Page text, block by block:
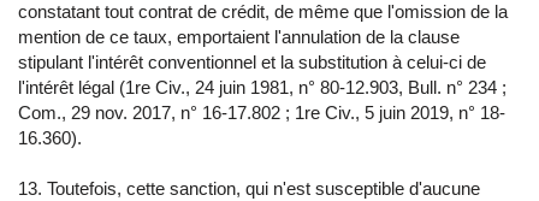
constatant tout contrat de crédit, de même que l'omission de la
mention de ce taux, emportaient l'annulation de la clause
stipulant l'intérêt conventionnel et la substitution à celui-ci de
l'intérêt légal (1re Civ., 24 juin 1981, n° 80-12.903, Bull. n° 234 ;
Com., 29 nov. 2017, n° 16-17.802 ; 1re Civ., 5 juin 2019, n° 18-
16.360).
13. Toutefois, cette sanction, qui n'est susceptible d'aucune